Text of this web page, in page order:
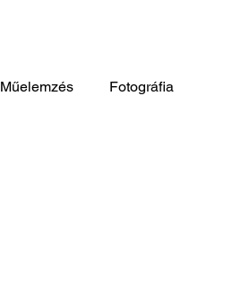
Műelemzés Fotográfia